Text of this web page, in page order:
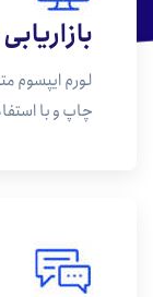
لورم ایپسوم
چاپ و با